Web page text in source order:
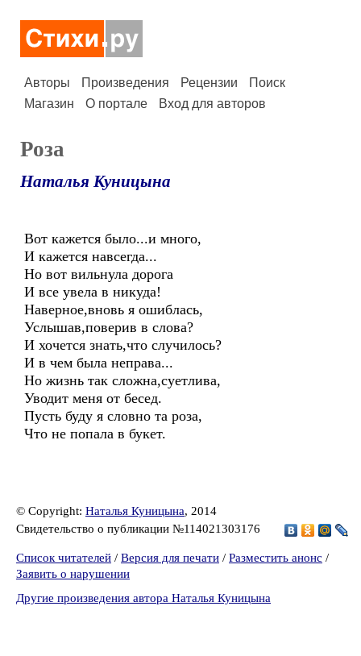
Авторы Произведения Рецензии
Поиск
Магазин
О портале Вход для авторов
Роза
Наталья Куницына
Вот кажется было...и много,
И кажется навсегда...
Но вот вильнула дорога
И все увела в никуда!
Наверное,вновь я ошиблась,
Услышав,поверив в слова?
И хочется знать,что случилось?
И в чем была неправа...
Но жизнь так сложна,суетлива,
Уводит меня от бесед.
Пусть буду я словно та роза,
Что не попала в букет.
© Copyright: Наталья Куницына, 2014
Свидетельство о публикации №114021303176
Список читателей / Версия для печати / Разместить анонс /
Заявить о нарушении
Другие произведения автора Наталья Куницына